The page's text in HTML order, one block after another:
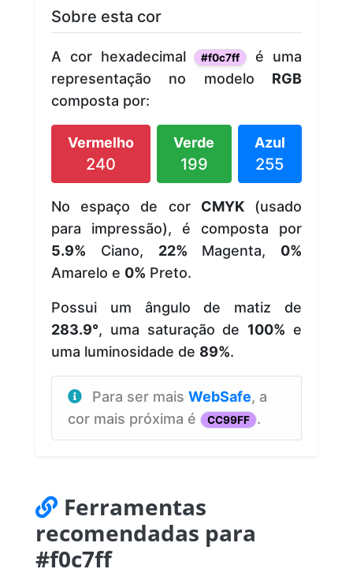
Sobre esta cor
A cor hexadecimal #f0c7ff
é uma
representação no modelo RGB
composta por:
Vermelho
240
Verde
199
Azul
255
No espaço de cor CMYK(usado
para impressão), é composta por
5.9% Ciano, 22% Magenta, 0%
Amarelo e 0% Preto.
Possui um ângulo de matiz de
283.9°, uma saturação de 100% e
uma luminosidade de 89%.
Para ser mais WebSafe, a
cor mais próxima é
CC99FF .
Ferramentas
recomendadas para
#f0c7ff